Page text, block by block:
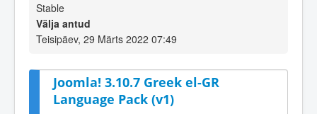
Stable
Välja antud
Teisipäev, 29 Märts 2022 07:49
Joomla! 3.10.7 Greek el-GR
Language Pack (v1)